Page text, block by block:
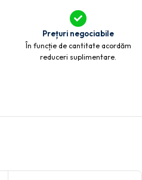
Prețuri negociabile
În funcție de cantitate acordăm
reduceri suplimentare.